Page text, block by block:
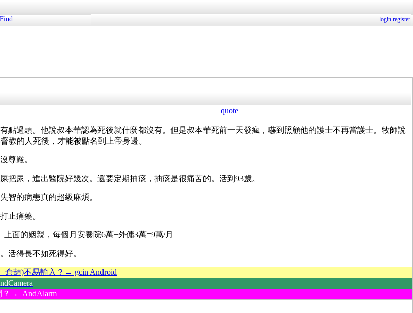
Find login register
quote
過頭。他說叔本華認為死後就什麼都沒有。但是叔本華死前一天發瘋，嚇到照顧他的護士不再當護士。牧師說
教的人死後，才能被點名到上帝身邊。
尊嚴。
尿，進出醫院好幾次。還要定期抽痰，抽痰是很痛苦的。活到93歲。
智的病患真的超級麻煩。
止痛藥。
面的姻親，每個月安養院6萬+外傭3萬=9萬/月
活得長不如死得好。
倉頡)不易輸入？→ gcin Android
？→ AndAlarm